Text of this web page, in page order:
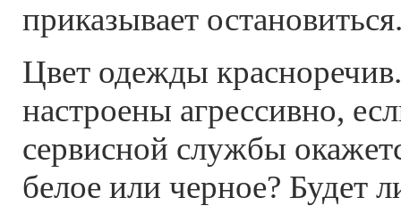
приказывает
Цвет одежды
настроены агрессивно,
сервисной службы
белое или черное? Будет